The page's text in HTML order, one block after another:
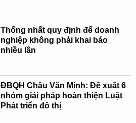
Thống nhất quy định để doanh
nghiệp không phải khai báo
nhiều lần
ĐBQH Châu Văn Minh: Đề xuất 6
nhóm giải pháp hoàn thiện Luật
Phát triển đô thị